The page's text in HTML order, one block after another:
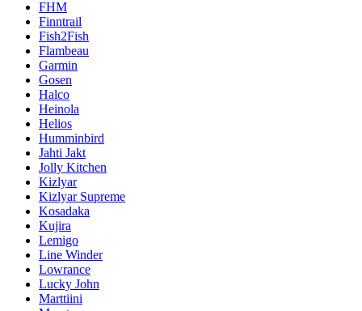
FHM
Finntrail
Fish2Fish
Flambeau
Garmin
Gosen
Halco
Heinola
Helios
Humminbird
Jahti Jakt
Jolly Kitchen
Kizlyar
Kizlyar Supreme
Kosadaka
Kujira
Lemigo
Line Winder
Lowrance
Lucky John
Marttiini